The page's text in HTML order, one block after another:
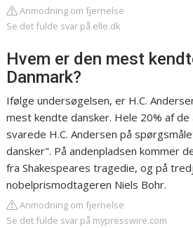
Anmodning om fjernelse
Se det fulde svar på elle.dk
Hvem er den mest
Danmark?
Ifølge undersøgelsen, er H.C.
mest kendte dansker. Hele 20% af
svarede H.C. Andersen på
dansker". På andenpladsen kommer
fra Shakespeares tragedie, og på
nobelprismodtageren Niels Bohr.
Anmodning om fjernelse
Se det fulde svar på mypresswire.com